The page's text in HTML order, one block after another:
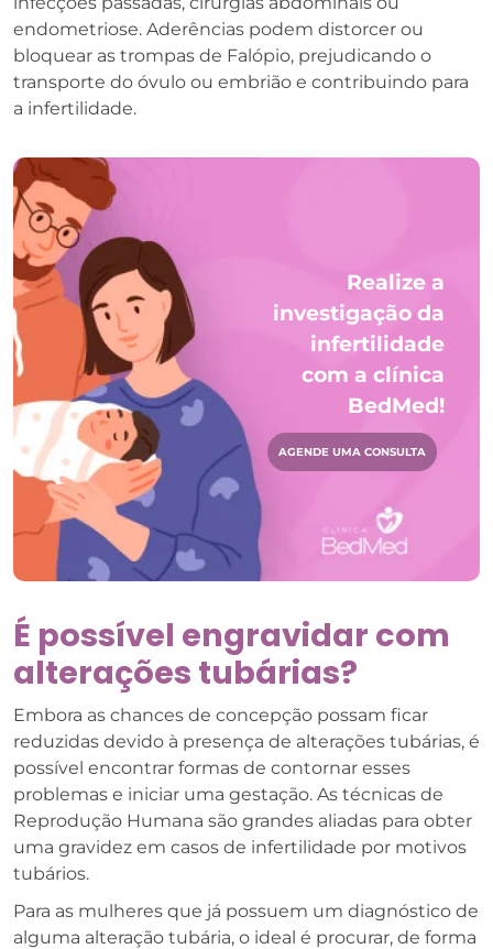
endometriose. Aderências podem distorcer ou
bloquear as trompas de Falópio, prejudicando o
transporte do óvulo ou embrião e contribuindo para
a infertilidade.
Realize a
investigação da
infertilidade
com a clínica
BedMed!
AGENDE UMA CONSULTA
É possível engravidar com
alterações tubárias?
Embora as chances de concepção possam ficar
reduzidas devido à presença de alterações tubárias, é
possível encontrar formas de contornar esses
problemas e iniciar uma gestação. As técnicas de
Reprodução Humana são grandes aliadas para obter
uma gravidez em casos de infertilidade por motivos
tubários.
Para as mulheres que já possuem um diagnóstico de
alguma alteração tubária, o ideal é procurar, de forma